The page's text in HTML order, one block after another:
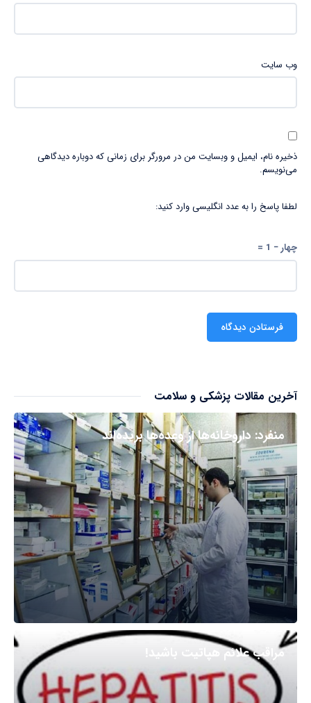
وب‌ سایت
ذخیره نام، ایمیل و وبسایت من در مرورگر برای زمانی که دوباره دیدگاهی
می‌نویسم.
لطفا پاسخ را به عدد انگلیسی وارد کنید:
چهار − 1 =
آخرین مقالات پزشکی و سلامت
منفرد: داروخانه‌ها از وعده‌ها بریده‌اند
مراقب علائم هپاتیت باشید!